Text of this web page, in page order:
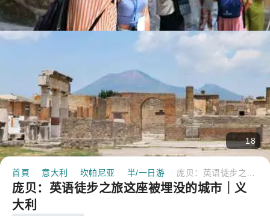
18
首頁 意大利 坎帕尼亚 半/一日游
庞贝：英语徒步之旅这座被埋没的城市｜义
大利